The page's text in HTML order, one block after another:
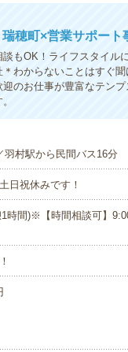
穂町×営業サポート
もOK！ライフスタイル
わからないことはすぐ
のお仕事が豊富なテン
村駅から民間バス16分
祝休みです！
間)※【時間相談可】